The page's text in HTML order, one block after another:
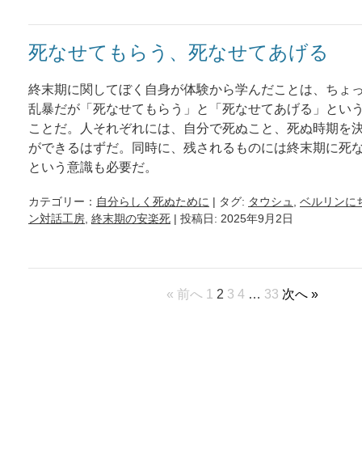
死なせてもらう、死なせてあげる
終末期に関してぼく自身が体験から学んだことは、ちょ
乱暴だが「死なせてもらう」と「死なせてあげる」とい
ことだ。人それぞれには、自分で死ぬこと、死ぬ時期を
ができるはずだ。同時に、残されるものには終末期に死
という意識も必要だ。
カテゴリー： 自分らしく死ぬために | タグ: タウシュ
ベルリンに
ン対話工房 終末期の安楽死 | 投稿日: 2025年9月2日
« 前へ 1 2 3 4 … 33 次へ »